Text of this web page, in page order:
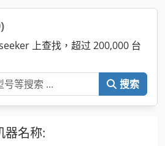
上查找，超过 200,000 台
搜索
器名称: